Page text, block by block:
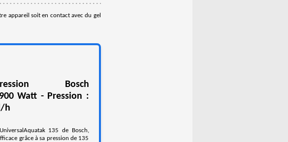
appareil soit en contact avec du gel
Bosch
Watt - Pression :
h
135 de Bosch,
grâce à sa pression de 135